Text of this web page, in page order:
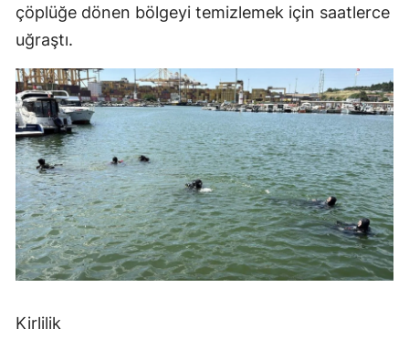
çöplüğe dönen bölgeyi temizlemek için saatlerce
uğraştı.
Kirlilik